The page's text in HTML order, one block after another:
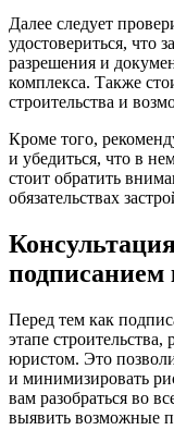
Далее следует
удостовериться, что
разрешения и
комплекса. Также
строительства и
Кроме того,
и убедиться, что в
стоит обратить
обязательствах
подписанием
Перед тем как
этапе строительства,
юристом. Это
и минимизировать
вам разобраться во
выявить возможные